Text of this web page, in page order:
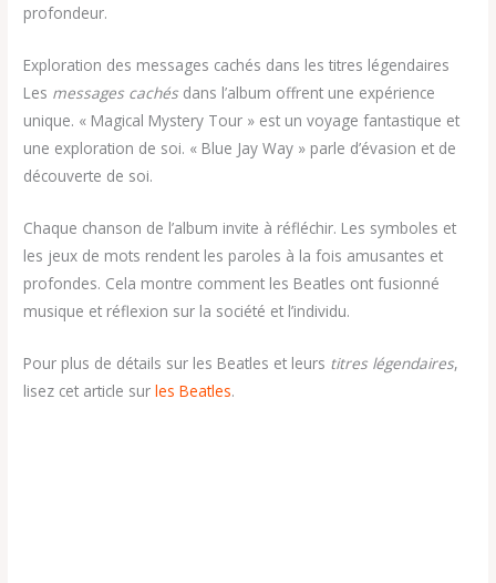
profondeur.
Exploration des messages cachés dans les titres légendaires
Les messages cachésdans l’album offrent une expérience
unique. « Magical Mystery Tour » est un voyage fantastique et
une exploration de soi. « Blue Jay Way » parle d’évasion et de
découverte de soi.
Chaque chanson de l’album invite à réfléchir. Les symboles et
les jeux de mots rendent les paroles à la fois amusantes et
profondes. Cela montre comment les Beatles ont fusionné
musique et réflexion sur la société et l’individu.
Pour plus de détails sur les Beatles et leurs titres légendaires,
lisez cet article surles Beatles.